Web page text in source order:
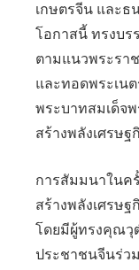
เกษตรจีน และธ
โอกาสนี้ ทรงบร
ตามแนวพระรา
และทอดพระเน
พระบาทสมเด็จพ
สร้างพลังเศรษ
การสัมมนาในค
สร้างพลังเศรษ
โดยมีผู้ทรงคุณวุ
ประชาชนจีนร่ว